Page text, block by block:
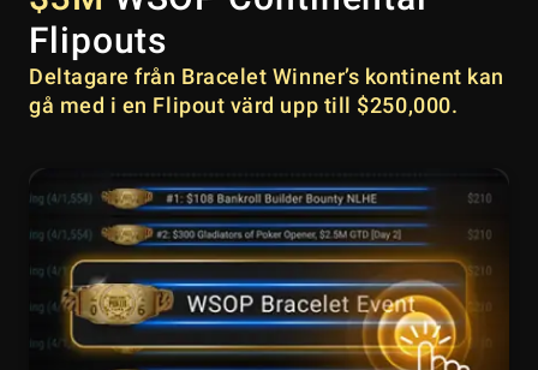
Flipouts
Deltagare från Bracelet Winner’s kontinent kan
gå med i en Flipout värd upp till $250,000.